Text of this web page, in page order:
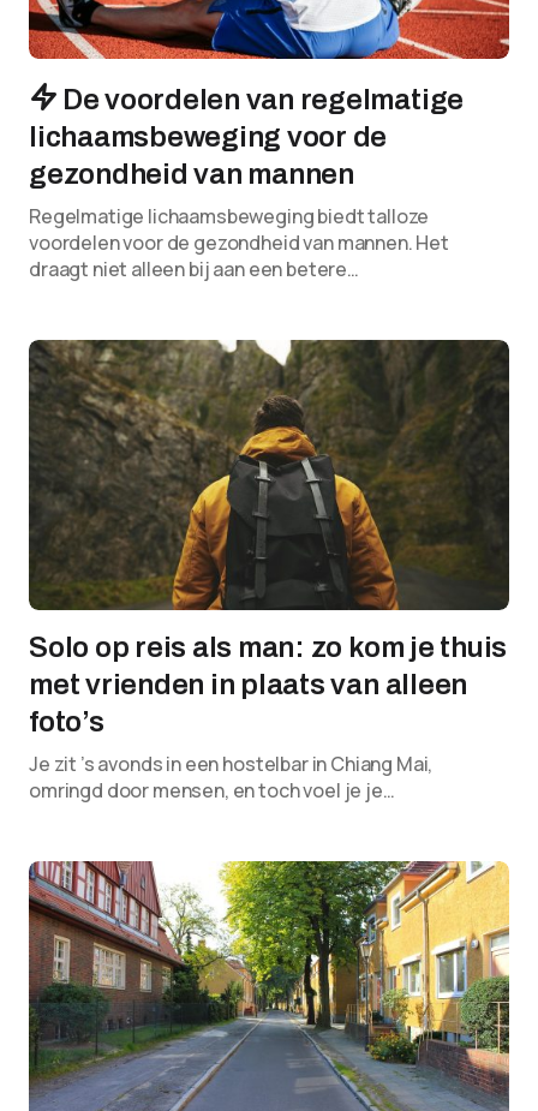
De voordelen van regelmatige
lichaamsbeweging voor de
gezondheid van mannen
Regelmatige lichaamsbeweging biedt talloze
voordelen voor de gezondheid van mannen. Het
draagt niet alleen bij aan een betere…
Solo op reis als man: zo kom je thuis
met vrienden in plaats van alleen
foto’s
Je zit ’s avonds in een hostelbar in Chiang Mai,
omringd door mensen, en toch voel je je…